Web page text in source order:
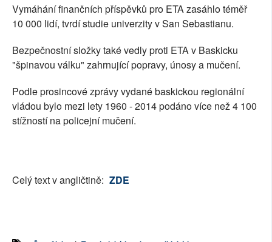
Vymáhání finančních příspěvků pro ETA zasáhlo téměř
10 000 lidí, tvrdí studie univerzity v San Sebastianu.
Bezpečnostní složky také vedly proti ETA v Baskicku
"špinavou válku" zahrnující popravy, únosy a mučení.
Podle prosincové zprávy vydané baskickou regionální
vládou bylo mezi lety 1960 - 2014 podáno více než 4 100
stížností na policejní mučení.
Celý text v angličtině: ZDE